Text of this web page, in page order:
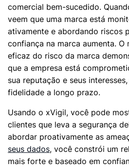
comercial bem-sucedido.
veem que uma marca está
ativamente e abordando riscos
confiança na marca aumenta. O
eficaz do risco da marca
que a empresa está
sua reputação e seus
fidelidade a longo prazo.
Usando o xVigil, você pode
clientes que leva a segurança
abordar proativamente as
seus dados, você constrói um
mais forte e baseado em